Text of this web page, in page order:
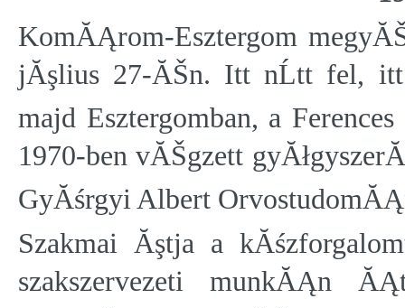
KomĂĄrom-Esztergom
jĂşlius 27-ĂŠn. Itt nĹtt fel,
majd Esztergomban, a
1970-ben vĂŠgzett
GyĂśrgyi Albert
Szakmai Ăştja a
szakszervezeti munkĂĄn